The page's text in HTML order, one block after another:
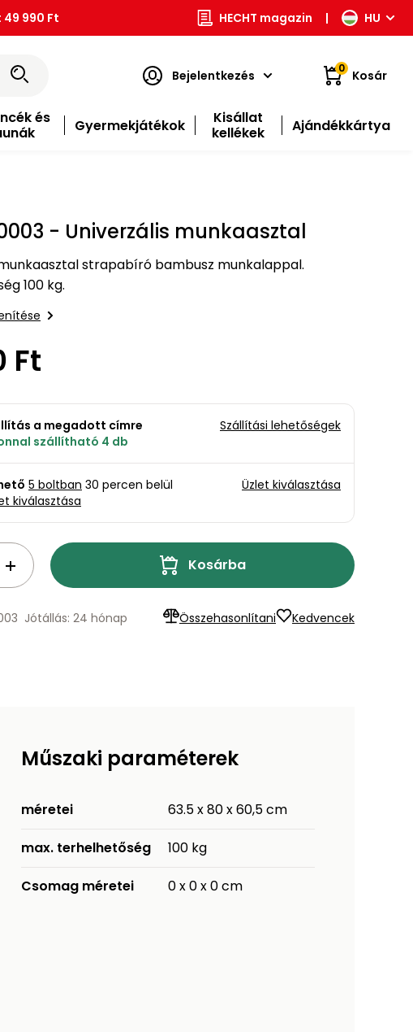
990 Ft HECHT magazin | HU
Bejelentkezés 0 Kosár
és
Gyermekjátékok
Kisállat
kellékek
Ajándékkártya
0003 - Univerzális munkaasztal
strapabíró bambusz munkalappal.
100 kg.
Ft
a megadott címre
szállítható 4 db
Szállítási lehetőségek
5 boltban 30 percen belül
kiválasztása
Üzlet kiválasztása
Kosárba
Összehasonlítani Kedvencek
Jótállás: 24 hónap
Műszaki paraméterek
méretei 63.5 x 80 x 60,5 cm
max. terhelhetőség 100 kg
Csomag méretei 0 x 0 x 0 cm